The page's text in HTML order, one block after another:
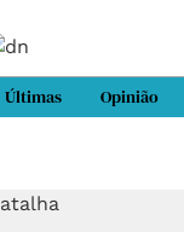
Últimas Opinião